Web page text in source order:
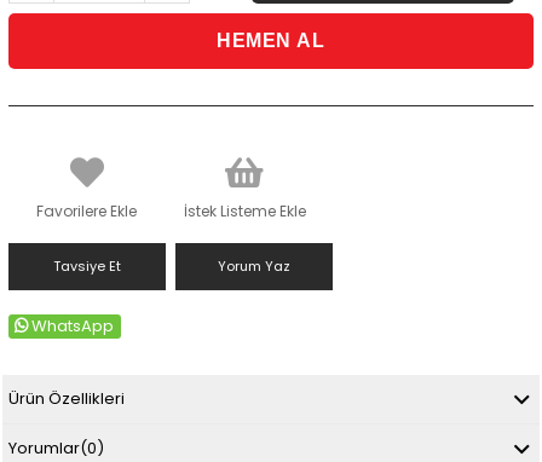
Favorilere Ekle İstek Listeme Ekle
Tavsiye Et Yorum Yaz
WhatsApp
Ürün Özellikleri
Yorumlar(0)